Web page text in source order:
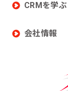
CRMを学ぶ
会社情報